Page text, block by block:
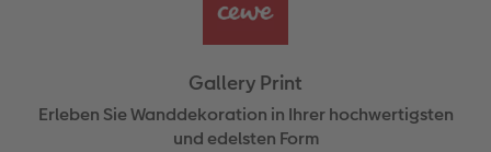
Personalisierter Schuber
CEWE FOTOBUCH Kids
Nature Prints
Fotosets
Photo Streetmap Poster
hexxas
Weitere Anlässe
Fotokarten
Haustiere
Silikonhüllen
Lederhüllen
Wandkalender mit Design
Wandkalender A4 Panorama
Sofortgrusskarten
Sofortcollagen
Zum Geburtstag
Geschenke zum Abschied
Fotowettbewerbe
Gallery Print
Erleben Sie Wanddekoration in Ihrer hochwertigsten
und edelsten Form